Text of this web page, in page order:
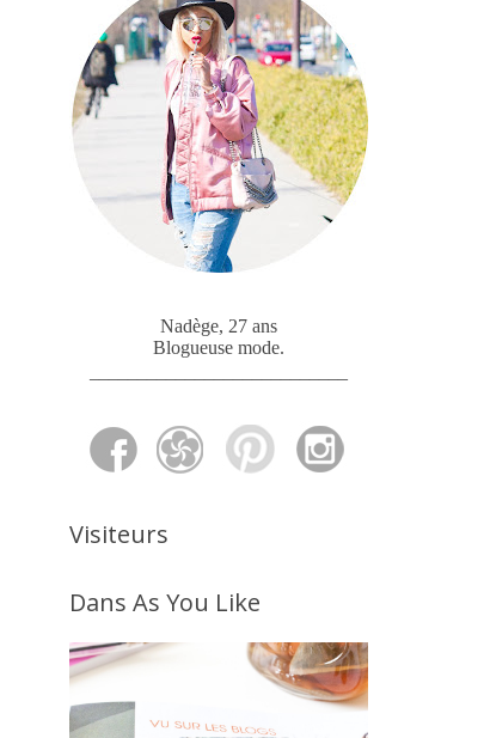
Nadège, 27 ans
Blogueuse mode.
Visiteurs
Dans As You Like